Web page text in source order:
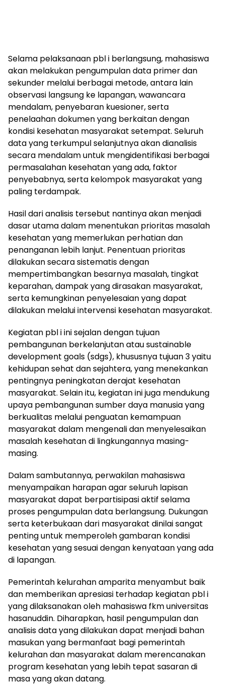
Selama pelaksanaan pbl i berlangsung, mahasiswa
akan melakukan pengumpulan data primer dan
sekunder melalui berbagai metode, antara lain
observasi langsung ke lapangan, wawancara
mendalam, penyebaran kuesioner, serta
penelaahan dokumen yang berkaitan dengan
kondisi kesehatan masyarakat setempat. Seluruh
data yang terkumpul selanjutnya akan dianalisis
secara mendalam untuk mengidentifikasi berbagai
permasalahan kesehatan yang ada, faktor
penyebabnya, serta kelompok masyarakat yang
paling terdampak.
Hasil dari analisis tersebut nantinya akan menjadi
dasar utama dalam menentukan prioritas masalah
kesehatan yang memerlukan perhatian dan
penanganan lebih lanjut. Penentuan prioritas
dilakukan secara sistematis dengan
mempertimbangkan besarnya masalah, tingkat
keparahan, dampak yang dirasakan masyarakat,
serta kemungkinan penyelesaian yang dapat
dilakukan melalui intervensi kesehatan masyarakat.
Kegiatan pbl i ini sejalan dengan tujuan
pembangunan berkelanjutan atau sustainable
development goals (sdgs), khususnya tujuan 3 yaitu
kehidupan sehat dan sejahtera, yang menekankan
pentingnya peningkatan derajat kesehatan
masyarakat. Selain itu, kegiatan ini juga mendukung
upaya pembangunan sumber daya manusia yang
berkualitas melalui penguatan kemampuan
masyarakat dalam mengenali dan menyelesaikan
masalah kesehatan di lingkungannya masing-
masing.
Dalam sambutannya, perwakilan mahasiswa
menyampaikan harapan agar seluruh lapisan
masyarakat dapat berpartisipasi aktif selama
proses pengumpulan data berlangsung. Dukungan
serta keterbukaan dari masyarakat dinilai sangat
penting untuk memperoleh gambaran kondisi
kesehatan yang sesuai dengan kenyataan yang ada
di lapangan.
Pemerintah kelurahan amparita menyambut baik
dan memberikan apresiasi terhadap kegiatan pbl i
yang dilaksanakan oleh mahasiswa fkm universitas
hasanuddin. Diharapkan, hasil pengumpulan dan
analisis data yang dilakukan dapat menjadi bahan
masukan yang bermanfaat bagi pemerintah
kelurahan dan masyarakat dalam merencanakan
program kesehatan yang lebih tepat sasaran di
masa yang akan datang.